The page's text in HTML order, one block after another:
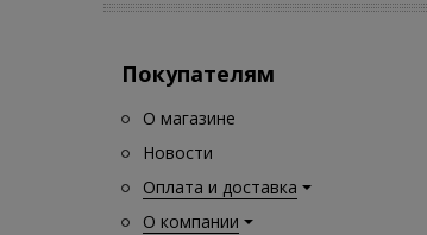
Покупателям
О магазине
Новости
Оплата и доставка
О компании